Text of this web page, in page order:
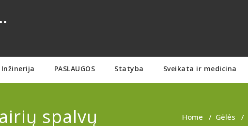
Inžinerija PASLAUGOS Statyba Sveikata ir medicina
spalvų Home / Gėlės /